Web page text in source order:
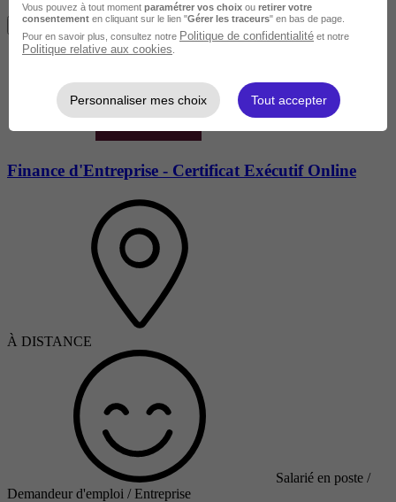
Je m'informe gratuitement
Finance d'Entreprise - Certificat Exécutif Online
À DISTANCE
Salarié en poste /
Demandeur d'emploi / Entreprise
Vous pouvez à tout moment paramétrer vos choix ou retirer votre
consentement en cliquant sur le lien "Gérer les traceurs" en bas de page.
Pour en savoir plus, consultez notre Politique de confidentialité et notre
Politique relative aux cookies
Personnaliser mes choix Tout accepter